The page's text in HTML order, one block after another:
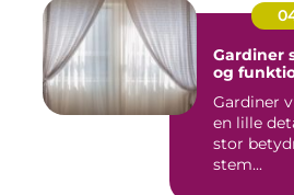
Gardiner
og
Gardiner
en lille
stor
stem...